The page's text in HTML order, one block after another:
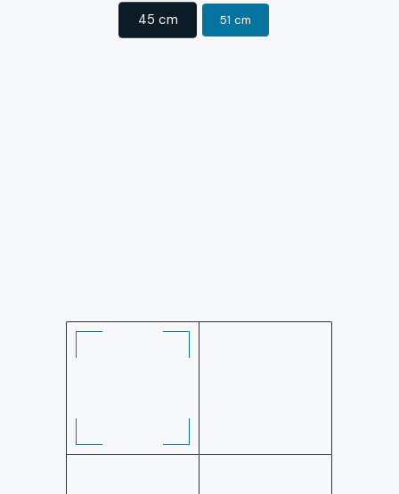
45 cm 51 cm